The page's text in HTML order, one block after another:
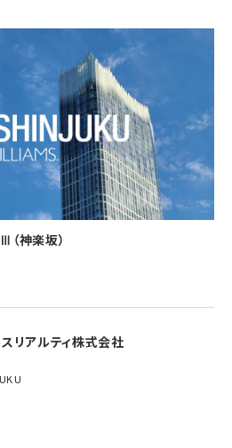
な監督を行います。当社の保有個人データに関す
下のとおりです。
、「関係法令・ガイドライン等の遵守」、「質問及
方針として、本プライバシーポリシーを策定
備
の段階ごとに、取扱方法、責任者・担当者及びその
を策定
を設置するとともに、個人データを取り扱う従業
タの範囲を明確化し、法や取扱規程に違反してい
事項について、従業者に定期的な研修を実施
関する事項を就業規則に記載
神楽坂）
リアルティ株式会社